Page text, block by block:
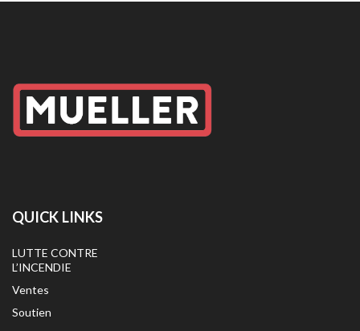
QUICK LINKS
LUTTE CONTRE
L’INCENDIE
Ventes
Soutien